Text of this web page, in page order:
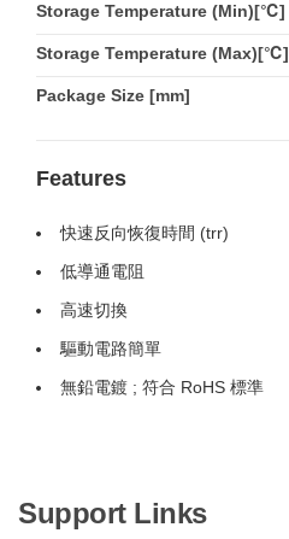
Storage Temperature (Min)[℃]
Storage Temperature (Max)[℃]
Package Size [mm]
Features
快速反向恢復時間 (trr)
低導通電阻
高速切換
驅動電路簡單
無鉛電鍍 ; 符合 RoHS 標準
Support Links